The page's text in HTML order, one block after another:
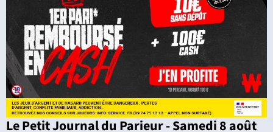
Le Petit Journal du Parieur - Samedi 8 août